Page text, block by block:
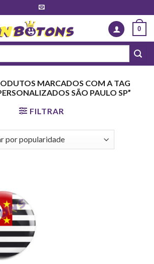
0
MARCADOS COM A TAG
SÃO PAULO SP”
FILTRAR